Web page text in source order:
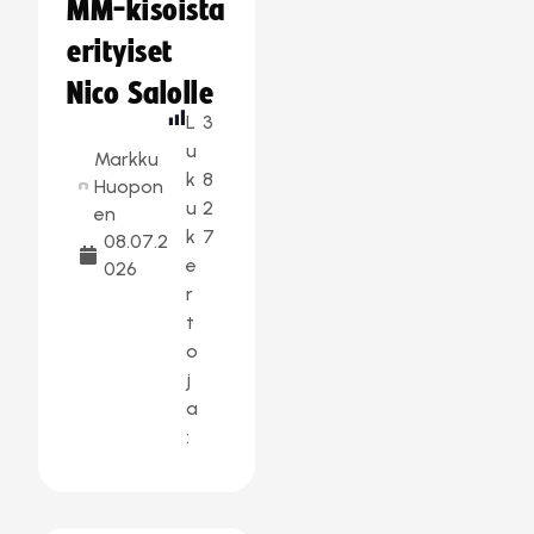
MM-kisoista
erityiset
Nico Salolle
Markku
Huopon
en
08.07.2
026
L
u
k
u
k
e
r
t
o
j
a
:
3
8
2
7